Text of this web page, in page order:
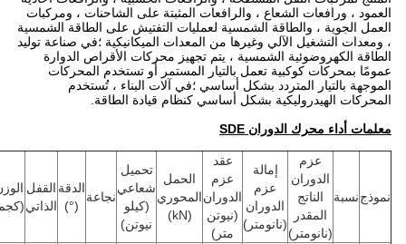
العمود ، ورافعات الشعاع ، والرافعات المثبتة على الشاحنات ، ومركبات
العمل الجوية ، والطاقة الشمسية لعمليات التفتيش على الطاقة الشمسية
، ومعدات التشغيل الآلي وغيرها من المعدات الميكانيكية ؛في صناعة توليد
الطاقة الكهروضوئية الشمسية ، يتم تجهيز محركات الأقراص الدوارة
عمومًا بمحركات كوكبية تعمل بالتيار المستمر أو تستخدم المحركات
الموجهة بالتيار المتردد بشكل أساسي ؛في آلات البناء ، تُستخدم
المحركات الهيدروليكية بشكل أساسي كنظام قيادة الطاقة.
معلمات أداء محرك الدوران SDE
نموذجنسبة
عزم
الدوران
الناتج
المقدر
(نانومتر)
إمالة
عزم
الدوران
(نانومتر)
عقد
عزم
الدوران
(نيوتن
متر)
الحمل
المحوري
تحميل
شعاعي
(كيلو
نيوتن)
نجاعة
الدقة
(°)
القفل
الذاتي
الوزن
(كجم)